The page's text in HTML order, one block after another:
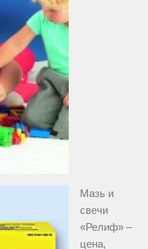
Мазь и
свечи
«Релиф» –
цена,